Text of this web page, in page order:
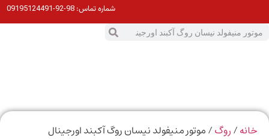
شماره تماس:98-92-09195124491
/روگ/ موتور منیفولد نیسان روگ آکبند اورجینال